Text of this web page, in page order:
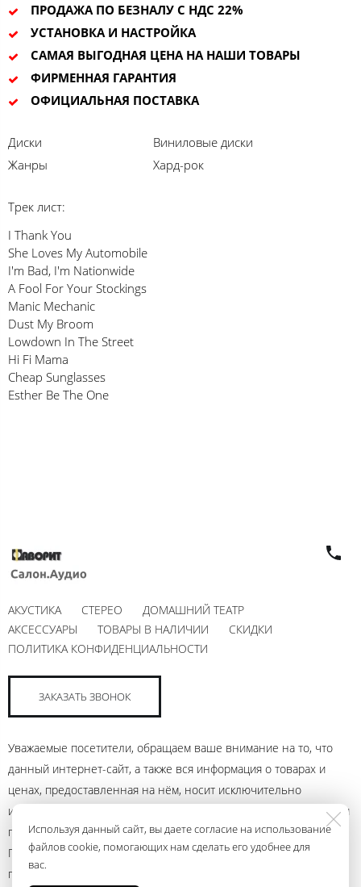
ПРОДАЖА ПО БЕЗНАЛУ С НДС 22%
УСТАНОВКА И НАСТРОЙКА
САМАЯ ВЫГОДНАЯ ЦЕНА НА НАШИ ТОВАРЫ
ФИРМЕННАЯ ГАРАНТИЯ
ОФИЦИАЛЬНАЯ ПОСТАВКА
Диски
Виниловые диски
Жанры
Хард-рок
Трек лист:
I Thank You
She Loves My Automobile
I'm Bad, I'm Nationwide
A Fool For Your Stockings
Manic Mechanic
Dust My Broom
Lowdown In The Street
Hi Fi Mama
Cheap Sunglasses
Esther Be The One
Используя данный сайт, вы даете согласие на использование
файлов cookie, помогающих нам сделать его удобнее для
вас.
АКУСТИКА СТЕРЕО
ДОМАШНИЙ ТЕАТР
АКСЕССУАРЫ
ТОВАРЫ В НАЛИЧИИ
СКИДКИ
ПОЛИТИКА КОНФИДЕНЦИАЛЬНОСТИ
ЗАКАЗАТЬ ЗВОНОК
Уважаемые посетители, обращаем ваше внимание на то, что
данный интернет-сайт, а также вся информация о товарах и
ценах, предоставленная на нём, носит исключительно
информационный характер и ни при каких условиях не является
публичной офертой, определяемой положениями Статьи 437
Гражданского кодекса Российской Федерации. Для получения
подробной информации о наличии и стоимости указанных